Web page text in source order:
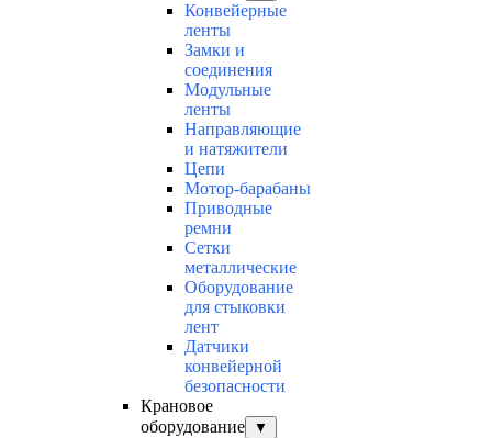
Конвейерные
ленты
Замки и
соединения
Модульные
ленты
Направляющие
и натяжители
Цепи
Мотор-барабаны
Приводные
ремни
Сетки
металлические
Оборудование
для стыковки
лент
Датчики
конвейерной
безопасности
Крановое
оборудование
▼